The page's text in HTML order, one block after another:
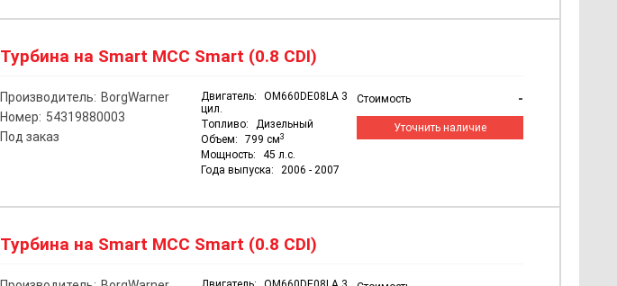
Турбина на Smart MCC Smart (0.8 CDI)
Производитель: BorgWarner
Номер: 54319880003
Под заказ
Двигатель:
OM660DE08LA 3
цил.
Топливо:
Дизельный
Объем:
799 см3
Мощность:
45 л.с.
Года выпуска:
2006 - 2007
Стоимость -
Уточнить наличие
Турбина на Smart MCC Smart (0.8 CDI)